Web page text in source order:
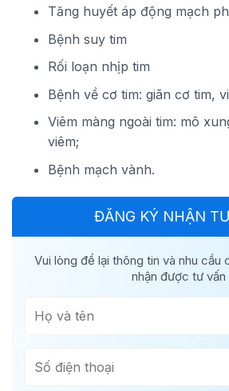
Tăng huyết áp động mạch
Bệnh suy tim
Rối loạn nhịp tim
Bệnh về cơ tim: giãn cơ tim,
Viêm màng ngoài tim: mô
viêm;
Bệnh mạch vành.
ĐĂNG KÝ NHẬN
Vui lòng để lại thông tin và nhu cầu
nhận được tư vấn